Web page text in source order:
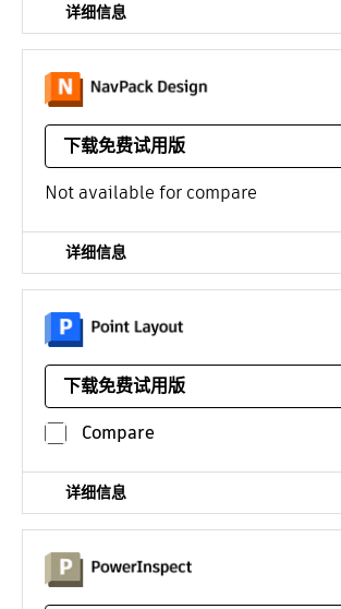
详细信息
下载免费试用版
平台：
Linux
/年
Not available for compare
详细信息
下载免费试用版
平台：
/年 Compare
详细信息